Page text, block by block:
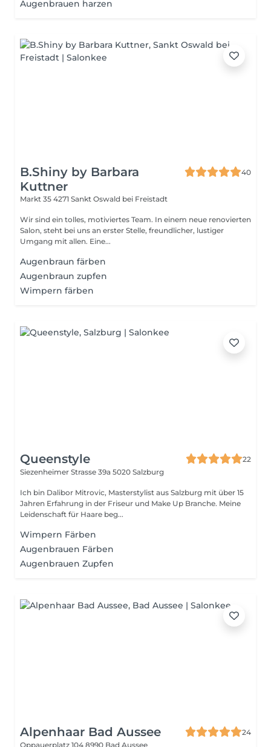
Augenbrauen harzen
B.Shiny by Barbara
Kuttner
40
Markt 35 4271 Sankt Oswald bei Freistadt
Wir sind ein tolles, motiviertes Team. In einem neue renovierten
Salon, steht bei uns an erster Stelle, freundlicher, lustiger
Umgang mit allen. Eine...
Augenbraun färben
Augenbraun zupfen
Wimpern färben
Queenstyle
22
Siezenheimer Strasse 39a 5020 Salzburg
Ich bin Dalibor Mitrovic, Masterstylist aus Salzburg mit über 15
Jahren Erfahrung in der Friseur und Make Up Branche. Meine
Leidenschaft für Haare beg...
Wimpern Färben
Augenbrauen Färben
Augenbrauen Zupfen
Alpenhaar Bad Aussee
24
Oppauerplatz 104 8990 Bad Aussee